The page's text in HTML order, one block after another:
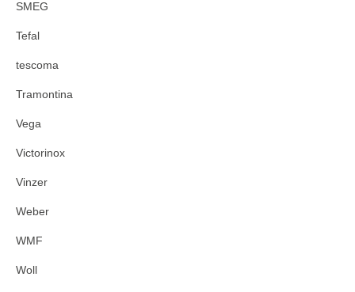
SMEG
Tefal
tescoma
Tramontina
Vega
Victorinox
Vinzer
Weber
WMF
Woll